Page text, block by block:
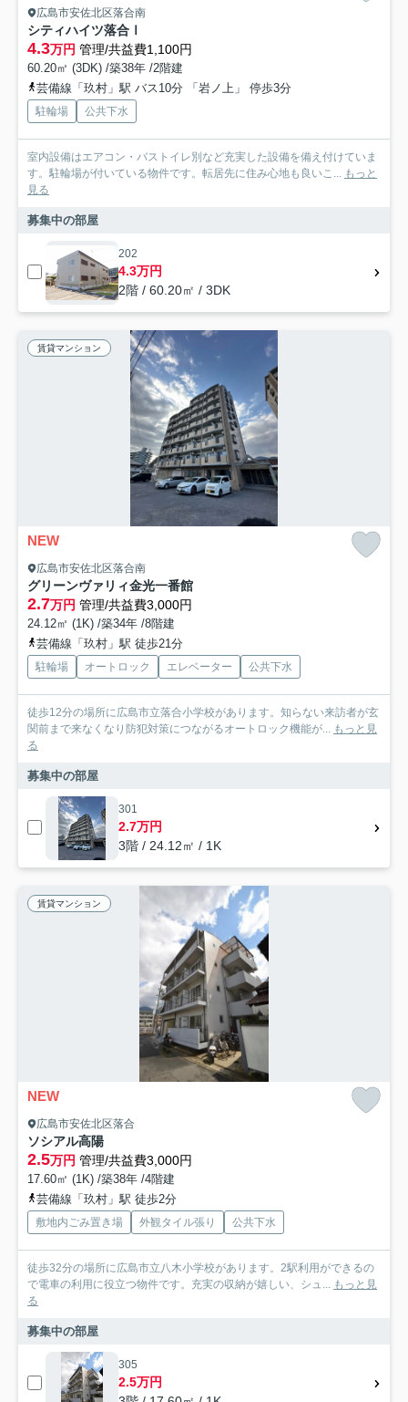
広島市安佐北区落合南
シティハイツ落合Ⅰ
4.3万円 管理/共益費1,100円
60.20㎡ (3DK) /築38年 /2階建
芸備線「玖村」駅 バス10分 「岩ノ上」 停歩3分
駐輪場 公共下水
室内設備はエアコン・バストイレ別など充実した設備を備え付けていま
す。駐輪場が付いている物件です。転居先に住み心地も良いこ...
もっと
見る
募集中の部屋
202
4.3万円
2階 / 60.20㎡ / 3DK
賃貸マンション
NEW
広島市安佐北区落合南
グリーンヴァリィ金光一番館
2.7万円 管理/共益費3,000円
24.12㎡ (1K) /築34年 /8階建
芸備線「玖村」駅 徒歩21分
駐輪場 オートロック エレベーター 公共下水
徒歩12分の場所に広島市立落合小学校があります。知らない来訪者が玄
関前まで来なくなり防犯対策につながるオートロック機能が...
もっと見
る
募集中の部屋
301
2.7万円
3階 / 24.12㎡ / 1K
賃貸マンション
NEW
広島市安佐北区落合
ソシアル高陽
2.5万円 管理/共益費3,000円
17.60㎡ (1K) /築38年 /4階建
芸備線「玖村」駅 徒歩2分
敷地内ごみ置き場 外観タイル張り 公共下水
徒歩32分の場所に広島市立八木小学校があります。2駅利用ができるの
で電車の利用に役立つ物件です。充実の収納が嬉しい、シュ... もっと見
る
募集中の部屋
305
2.5万円